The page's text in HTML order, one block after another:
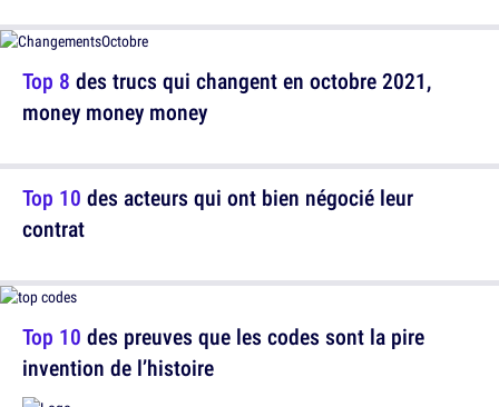
Top 10 des acteurs qui ont bien négocié leur
contrat
Top 8 des trucs qui changent en octobre 2021,
money money money
Top 10 des preuves que les codes sont la pire
invention de l’histoire